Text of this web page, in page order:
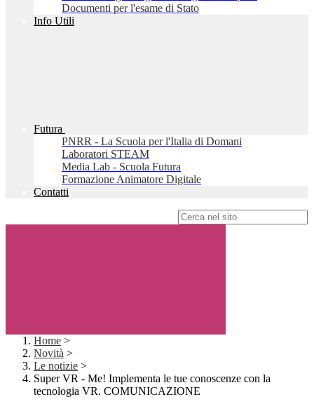
Documenti per l'esame di Stato
Info Utili
Futura
PNRR - La Scuola per l'Italia di Domani
Laboratori STEAM
Media Lab - Scuola Futura
Formazione Animatore Digitale
Contatti
Home >
Novità >
Le notizie >
Super VR - Me! Implementa le tue conoscenze con la
tecnologia VR. COMUNICAZIONE